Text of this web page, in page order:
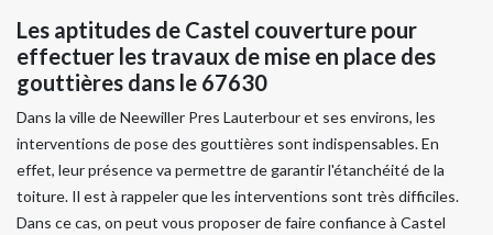
Les aptitudes de Castel couverture pour
effectuer les travaux de mise en place des
gouttières dans le 67630
Dans la ville de Neewiller Pres Lauterbour et ses environs, les
interventions de pose des gouttières sont indispensables. En
effet, leur présence va permettre de garantir l'étanchéité de la
toiture. Il est à rappeler que les interventions sont très difficiles.
Dans ce cas, on peut vous proposer de faire confiance à Castel